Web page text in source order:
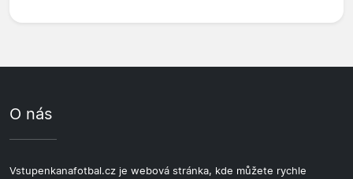
O nás
Vstupenkanafotbal.cz je webová stránka, kde můžete rychle